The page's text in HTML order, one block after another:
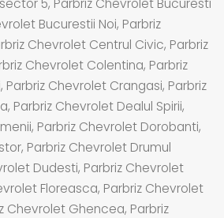
Bucurestii Noi, Parbriz
Chevrolet Centrul Civic, Parbriz
Chevrolet Colentina, Parbriz
Chevrolet Crangasi, Parbriz
Parbriz Chevrolet Dealul Spirii,
Parbriz Chevrolet Dorobanti,
Parbriz Chevrolet Drumul
Dudesti, Parbriz Chevrolet
Floreasca, Parbriz Chevrolet
Chevrolet Ghencea, Parbriz